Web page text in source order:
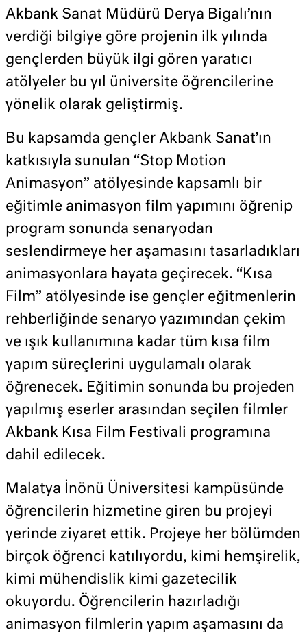
Akbank Sanat Müdürü Derya Bigalı’nın
verdiği bilgiye göre projenin ilk yılında
gençlerden büyük ilgi gören yaratıcı
atölyeler bu yıl üniversite öğrencilerine
yönelik olarak geliştirmiş.
Bu kapsamda gençler Akbank Sanat’ın
katkısıyla sunulan “Stop Motion
Animasyon” atölyesinde kapsamlı bir
eğitimle animasyon film yapımını öğrenip
program sonunda senaryodan
seslendirmeye her aşamasını tasarladıkları
animasyonlara hayata geçirecek. “Kısa
Film” atölyesinde ise gençler eğitmenlerin
rehberliğinde senaryo yazımından çekim
ve ışık kullanımına kadar tüm kısa film
yapım süreçlerini uygulamalı olarak
öğrenecek. Eğitimin sonunda bu projeden
yapılmış eserler arasından seçilen filmler
Akbank Kısa Film Festivali programına
dahil edilecek.
Malatya İnönü Üniversitesi kampüsünde
öğrencilerin hizmetine giren bu projeyi
yerinde ziyaret ettik. Projeye her bölümden
birçok öğrenci katılıyordu, kimi hemşirelik,
kimi mühendislik kimi gazetecilik
okuyordu. Öğrencilerin hazırladığı
animasyon filmlerin yapım aşamasını da